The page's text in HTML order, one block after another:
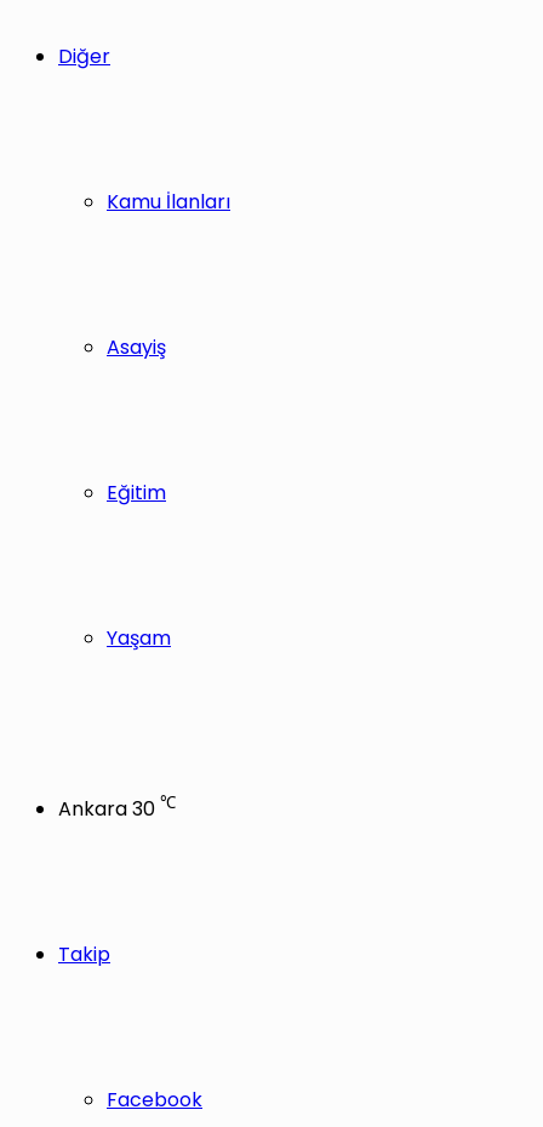
Diğer
Kamu İlanları
Asayiş
Eğitim
Yaşam
Ankara30 ℃
Takip
Facebook